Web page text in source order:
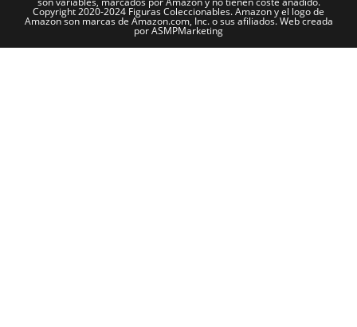
Copyright 2020-2024 Figuras Coleccionables. Amazon y el logo de
Amazon son marcas de Amazon.com, Inc. o sus afiliados. Web creada
por ASMPMarketing